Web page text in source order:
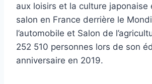
aux loisirs et la culture japonaise
salon en France derrière le
l’automobile et Salon de
252 510 personnes lors de son
anniversaire en 2019.